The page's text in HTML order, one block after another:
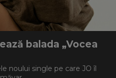
balada „Vocea
noului single pe care JO îl